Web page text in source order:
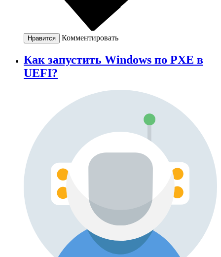
Нравится Комментировать
Как запустить Windows по PXE в
UEFI?